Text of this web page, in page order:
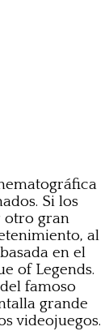
Si los
otro gran
al
en el
of Legends.
famoso
grande
videojuegos.